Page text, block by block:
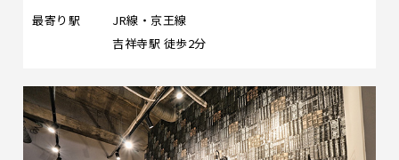
最寄り駅
JR線・京王線
吉祥寺駅 徒歩2分